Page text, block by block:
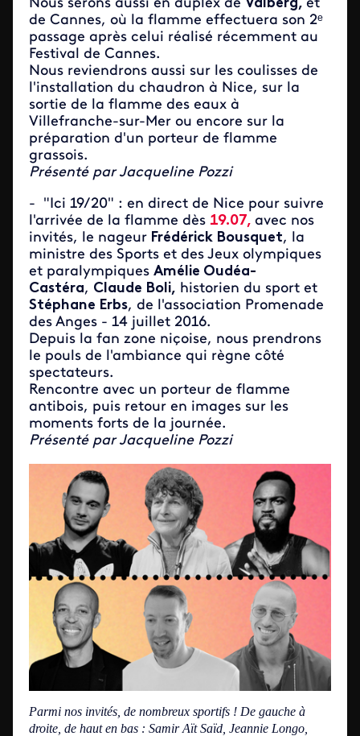
Nous serons aussi en duplex de Valberg, et
de Cannes, où la flamme effectuera son 2ᵉ
passage après celui réalisé récemment au
Festival de Cannes.
Nous reviendrons aussi sur les coulisses de
l'installation du chaudron à Nice, sur la
sortie de la flamme des eaux à
Villefranche-sur-Mer ou encore sur la
préparation d'un porteur de flamme
grassois.
Présenté par Jacqueline Pozzi
- "Ici 19/20" : en direct de Nice pour suivre
l'arrivée de la flamme dès 19.07, avec nos
invités, le nageur Frédérick Bousquet, la
ministre des Sports et des Jeux olympiques
et paralympiques Amélie Oudéa-
Castéra, Claude Boli, historien du sport et
Stéphane Erbs, de l'association Promenade
des Anges - 14 juillet 2016.
Depuis la fan zone niçoise, nous prendrons
le pouls de l'ambiance qui règne côté
spectateurs.
Rencontre avec un porteur de flamme
antibois, puis retour en images sur les
moments forts de la journée.
Présenté par Jacqueline Pozzi
Parmi nos invités, de nombreux sportifs ! De gauche à
droite, de haut en bas : Samir Aït Saïd, Jeannie Longo,